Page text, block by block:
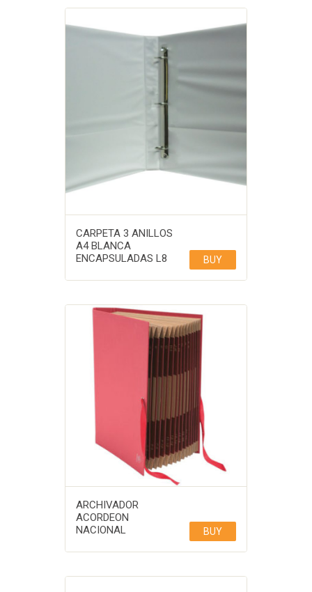
CARPETA 3 ANILLOS
A4 BLANCA
ENCAPSULADAS L8
BUY
ARCHIVADOR
ACORDEON
NACIONAL
BUY